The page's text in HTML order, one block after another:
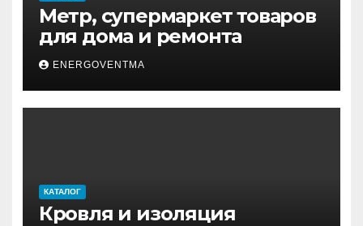
Метр, супермаркет товаров
для дома и ремонта
ENERGOVENTMA
КАТАЛОГ
Кровля и изоляция